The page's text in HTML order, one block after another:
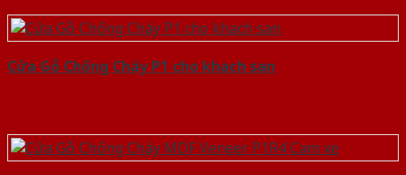
Cửa Gỗ Chống Cháy P1 cho khach san